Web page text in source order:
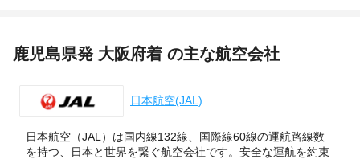
鹿児島県発 大阪府着 の主な航空会社
日本航空(JAL)
日本航空（JAL）は国内線132線、国際線60線の運航路線数
を持つ、日本と世界を繋ぐ航空会社です。安全な運航を約束